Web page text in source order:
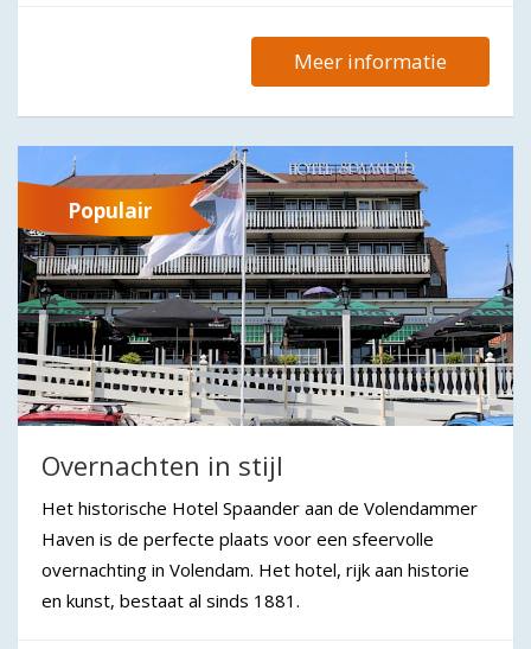
Meer informatie
Populair
Overnachten in stijl
Het historische Hotel Spaander aan de Volendammer
Haven is de perfecte plaats voor een sfeervolle
overnachting in Volendam. Het hotel, rijk aan historie
en kunst, bestaat al sinds 1881.